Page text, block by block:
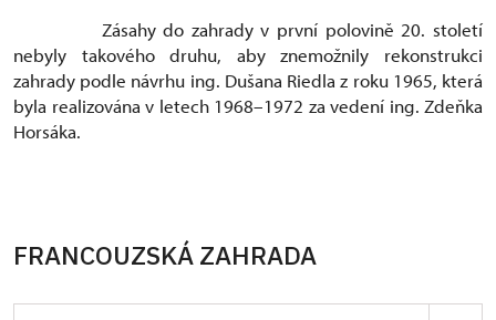
Zásahy do zahrady v první polovině 20. století
nebyly takového druhu, aby znemožnily rekonstrukci
zahrady podle návrhu ing. Dušana Riedla z roku 1965, která
byla realizována v letech 1968–1972 za vedení ing. Zdeňka
Horsáka.
FRANCOUZSKÁ ZAHRADA